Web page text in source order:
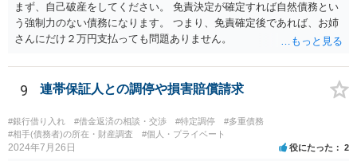
まず、自己破産をしてください。 免責決定が確定すれば自然債務とい
う強制力のない債務になります。 つまり、免責確定後であれば、お姉
さんにだけ２万円支払っても問題ありません。
9 連帯保証人との調停や損害賠償請求
#銀行借り入れ #借金返済の相談・交渉 #特定調停
#多重債務
#相手(債務者)の所在・財産調査
#個人・プライベート
2024年7月26日 役にたった 2